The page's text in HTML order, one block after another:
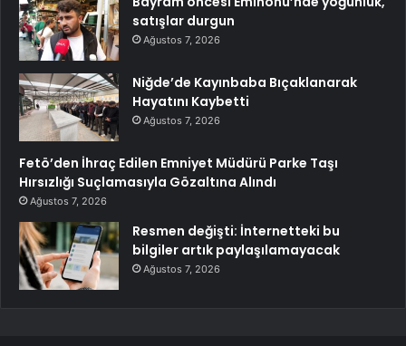
satışlar durgun
Ağustos 7, 2026
Niğde’de Kayınbaba Bıçaklanarak
Hayatını Kaybetti
Ağustos 7, 2026
Fetö’den İhraç Edilen Emniyet Müdürü Parke Taşı
Hırsızlığı Suçlamasıyla Gözaltına Alındı
Ağustos 7, 2026
Resmen değişti: İnternetteki bu
bilgiler artık paylaşılamayacak
Ağustos 7, 2026